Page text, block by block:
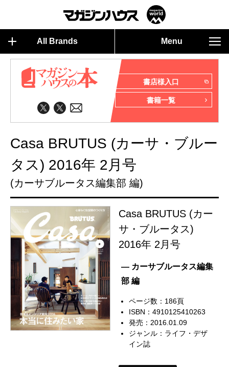
All Brands Menu
書店様入口
書籍一覧
Casa BRUTUS (カーサ・ブルー
タス) 2016年 2月号
(カーサブルータス編集部 編)
Casa BRUTUS (カー
サ・ブルータス)
2016年 2月号
— カーサブルータス編集
部 編
ページ数：186頁
ISBN：4910125410263
発売：2016.01.09
ジャンル： ライフ・デザ
イン誌